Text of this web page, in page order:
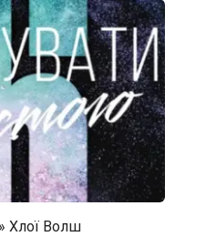
Хлої Волш